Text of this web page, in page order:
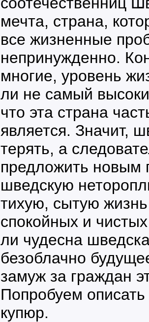
мечта, страна,
все жизненные
непринужденно.
многие, уровень
ли не самый
что эта страна
является. Значит,
терять, а
предложить новым
шведскую
тихую, сытую
спокойных и
ли чудесна
безоблачно
замуж за граждан
Попробуем описать
купюр.